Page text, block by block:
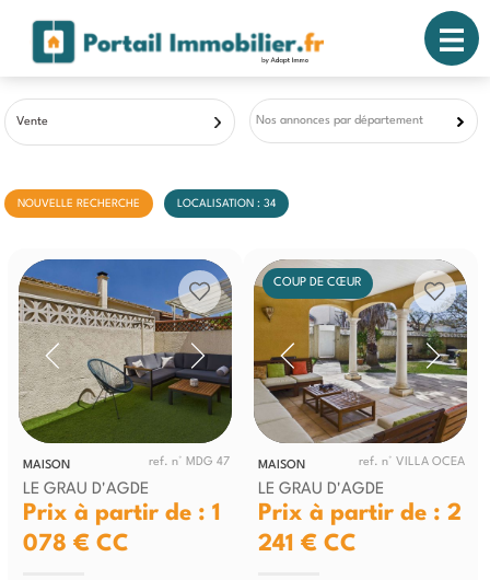
Vente Nos annonces par département
NOUVELLE RECHERCHE LOCALISATION : 34
MAISON ref. n° MDG 47
LE GRAU D'AGDE
Prix à partir de : 1
078 € CC
COUP DE CŒUR
MAISON ref. n° VILLA OCEA
LE GRAU D'AGDE
Prix à partir de : 2
241 € CC